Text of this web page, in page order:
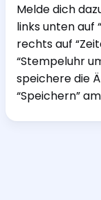
Melde dich
links unten auf
rechts auf
“Stempeluhr
speichere die
“Speichern”